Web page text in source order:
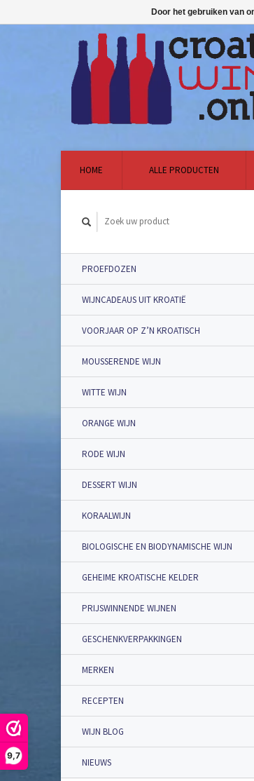
9,7
HOME ALLE PRODUCTEN
PROEFDOZEN
WIJNCADEAUS UIT KROATIË
VOORJAAR OP Z’N KROATISCH
MOUSSERENDE WIJN
WITTE WIJN
ORANGE WIJN
RODE WIJN
DESSERT WIJN
KORAALWIJN
BIOLOGISCHE EN BIODYNAMISCHE WIJN
GEHEIME KROATISCHE KELDER
PRIJSWINNENDE WIJNEN
GESCHENKVERPAKKINGEN
MERKEN
RECEPTEN
WIJN BLOG
NIEUWS
Door het gebruiken van